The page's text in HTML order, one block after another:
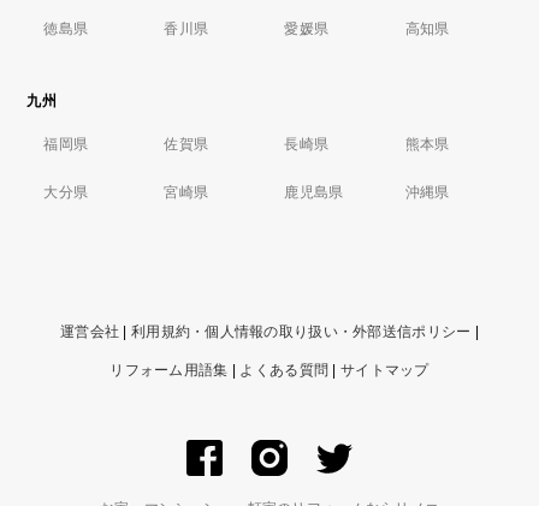
徳島県 香川県 愛媛県 高知県
九州
福岡県 佐賀県 長崎県 熊本県
大分県 宮崎県 鹿児島県 沖縄県
運営会社 利用規約・個人情報の取り扱い・外部送信ポリシー
リフォーム用語集 よくある質問 サイトマップ